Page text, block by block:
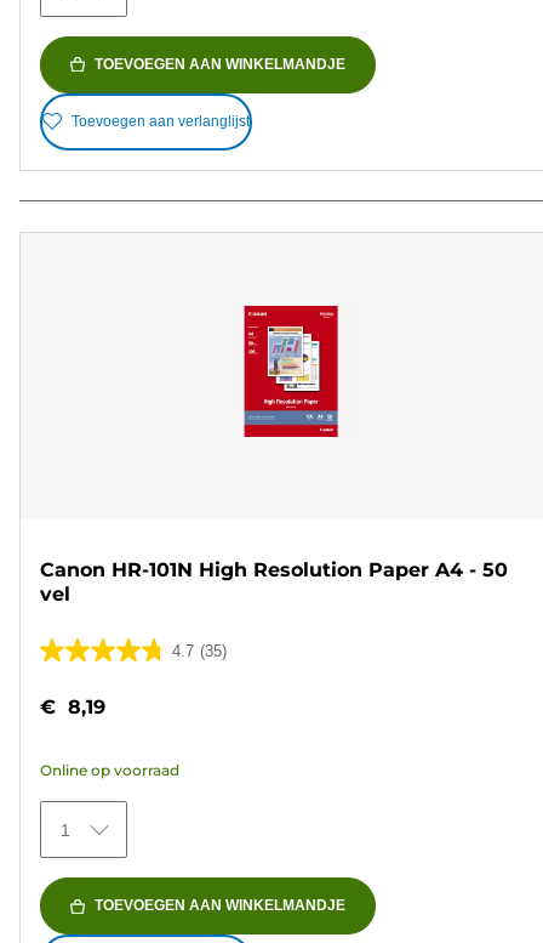
TOEVOEGEN AAN WINKELMANDJE
Toevoegen aan verlanglijst
Canon HR-101N High Resolution Paper A4 - 50
vel
4.7 (35)
4.7
de
sterren.
35
beoordelingen
€ 8,19
Online op voorraad
1
TOEVOEGEN AAN WINKELMANDJE